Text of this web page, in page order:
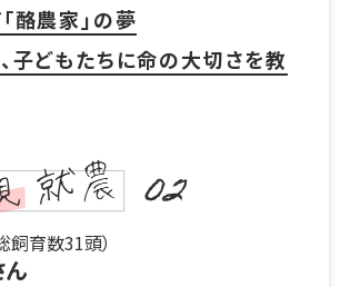
酪農家」の夢
子どもたちに命の大切さを教
02
飼育数31頭）